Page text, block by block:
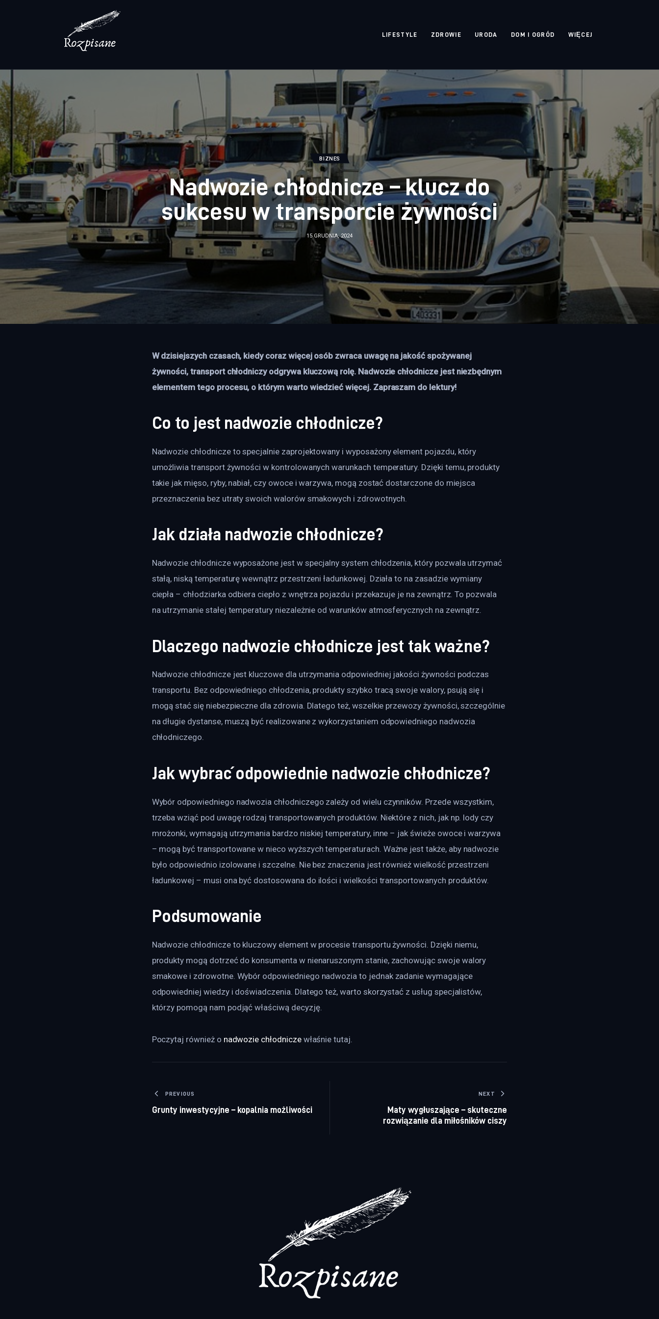
LIFESTYLE ZDROWIE URODA DOM I OGRÓD WIĘCEJ
Dom i ogród
Więcej
BIZNES
Nadwozie chłodnicze – klucz do
sukcesu w transporcie żywności
15 GRUDNIA, 2024
W dzisiejszych czasach, kiedy coraz więcej osób zwraca uwagę na jakość spożywanej
żywności, transport chłodniczy odgrywa kluczową rolę. Nadwozie chłodnicze jest niezbędnym
elementem tego procesu, o którym warto wiedzieć więcej. Zapraszam do lektury!
Co to jest nadwozie chłodnicze?
Nadwozie chłodnicze to specjalnie zaprojektowany i wyposażony element pojazdu, który
umożliwia transport żywności w kontrolowanych warunkach temperatury. Dzięki temu, produkty
takie jak mięso, ryby, nabiał, czy owoce i warzywa, mogą zostać dostarczone do miejsca
przeznaczenia bez utraty swoich walorów smakowych i zdrowotnych.
Jak działa nadwozie chłodnicze?
Nadwozie chłodnicze wyposażone jest w specjalny system chłodzenia, który pozwala utrzymać
stałą, niską temperaturę wewnątrz przestrzeni ładunkowej. Działa to na zasadzie wymiany
ciepła – chłodziarka odbiera ciepło z wnętrza pojazdu i przekazuje je na zewnątrz. To pozwala
na utrzymanie stałej temperatury niezależnie od warunków atmosferycznych na zewnątrz.
Dlaczego nadwozie chłodnicze jest tak ważne?
Nadwozie chłodnicze jest kluczowe dla utrzymania odpowiedniej jakości żywności podczas
transportu. Bez odpowiedniego chłodzenia, produkty szybko tracą swoje walory, psują się i
mogą stać się niebezpieczne dla zdrowia. Dlatego też, wszelkie przewozy żywności, szczególnie
na długie dystanse, muszą być realizowane z wykorzystaniem odpowiedniego nadwozia
chłodniczego.
Jak wybrać odpowiednie nadwozie chłodnicze?
Wybór odpowiedniego nadwozia chłodniczego zależy od wielu czynników. Przede wszystkim,
trzeba wziąć pod uwagę rodzaj transportowanych produktów. Niektóre z nich, jak np. lody czy
mrożonki, wymagają utrzymania bardzo niskiej temperatury, inne – jak świeże owoce i warzywa
– mogą być transportowane w nieco wyższych temperaturach. Ważne jest także, aby nadwozie
było odpowiednio izolowane i szczelne. Nie bez znaczenia jest również wielkość przestrzeni
ładunkowej – musi ona być dostosowana do ilości i wielkości transportowanych produktów.
Podsumowanie
Nadwozie chłodnicze to kluczowy element w procesie transportu żywności. Dzięki niemu,
produkty mogą dotrzeć do konsumenta w nienaruszonym stanie, zachowując swoje walory
smakowe i zdrowotne. Wybór odpowiedniego nadwozia to jednak zadanie wymagające
odpowiedniej wiedzy i doświadczenia. Dlatego też, warto skorzystać z usług specjalistów,
którzy pomogą nam podjąć właściwą decyzję.
Poczytaj również o nadwozie chłodnicze właśnie tutaj.
Nawigacja wpisu
PREVIOUS
Grunty inwestycyjne – kopalnia możliwości
NEXT
Maty wygłuszające – skuteczne
rozwiązanie dla miłośników ciszy